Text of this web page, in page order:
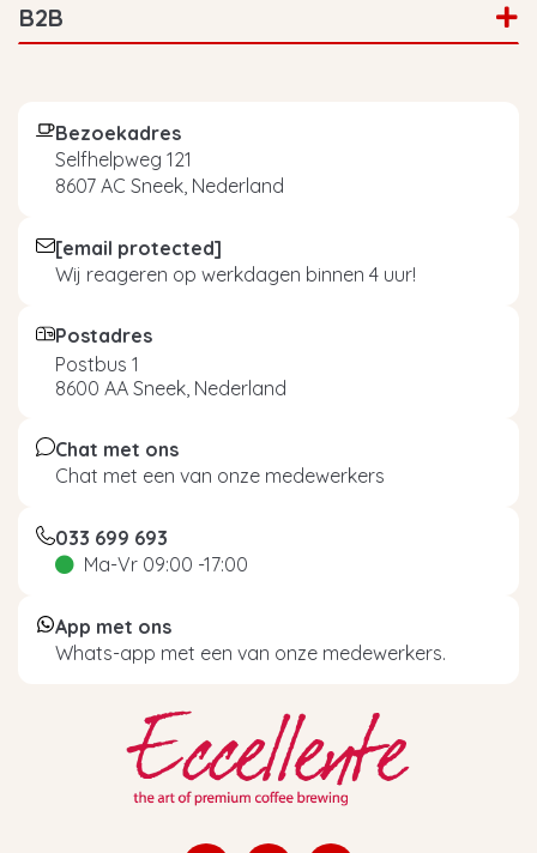
B2B
Bezoekadres
Selfhelpweg 121
8607 AC Sneek, Nederland
[email protected]
Wij reageren op werkdagen binnen 4 uur!
Postadres
Postbus 1
8600 AA Sneek, Nederland
Chat met ons
Chat met een van onze medewerkers
033 699 693
Ma-Vr 09:00 -17:00
App met ons
Whats-app met een van onze medewerkers.